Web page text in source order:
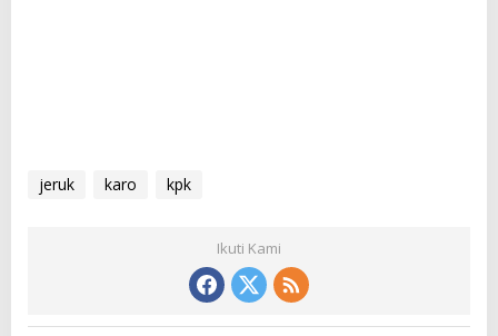
jeruk karo kpk
Ikuti Kami